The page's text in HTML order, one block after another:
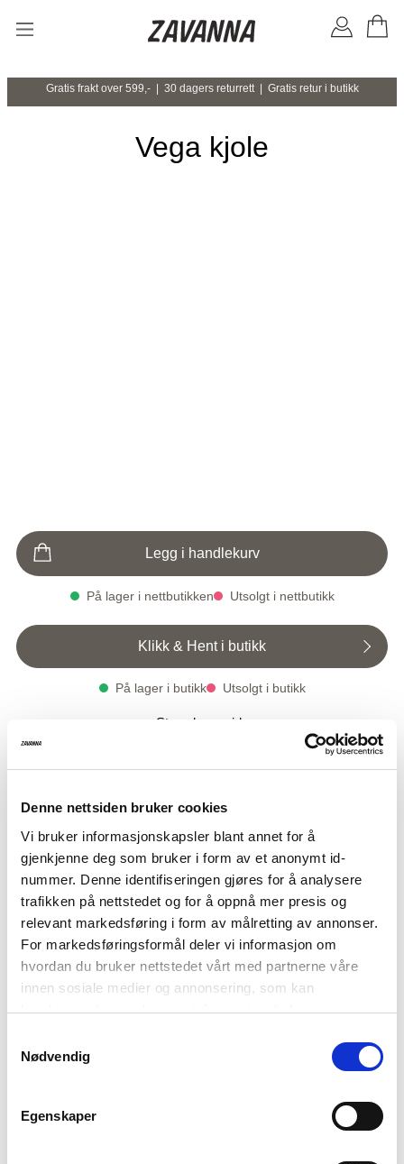
Denne nettsiden bruker cookies
Vi bruker informasjonskapsler blant annet for å
gjenkjenne deg som bruker i form av et anonymt id-
nummer. Denne identifiseringen gjøres for å analysere
trafikken på nettstedet og for å oppnå mer presis og
relevant markedsføring i form av målretting av annonser.
For markedsføringsformål deler vi informasjon om
hvordan du bruker nettstedet vårt med partnerne våre
innen sosiale medier og annonsering, som kan
kombinere den med annen informasjon du har gjort
din bruk av tjenestene deres. Les mer om hvilke
opplysninger vi samler og hva vi ber om samtykke til i
Nødvendig
Egenskaper
Gratis frakt over 599,- | 30 dagers returrett | Gratis retur i butikk
Vega kjole
Legg i handlekurv
På lager i nettbutikken Utsolgt i nettbutikk
Klikk & Hent i butikk
På lager i butikk Utsolgt i butikk
1004970-3011
Størrelsesguide
Deilig trykket kjole i myk bomullsblanding.
Romslig passform
Lang erm
Belte i livet
Kjolen er 130 cm lang og har et brystmål på 112 i
størrelse M/L
Kvalitet:
52% Bomull 48% Viskose
Vaskeanvisning: